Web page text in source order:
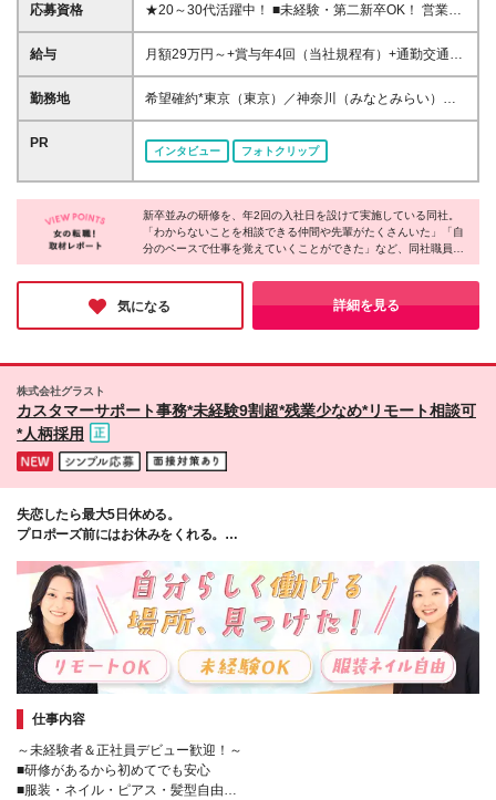
応募資格
★20～30代活躍中！ ■未経験・第二新卒OK！ 営業
職・保険・金融業界の経験がない方も大歓迎です！ ■
大学・大学院または短期大学を卒業した方で2026年
方 ★ひとつでも当てはまる方は大歓迎★ □長期的に正
職員で働ける会社を探している □未経験から専門知識
制度が整っている会社で成長したい □仕事とプライベ
給与
月額29万円～+賞与年4回（当社規程有）+通勤交通費
補助（当社所定の条件有） ※業務遂行に伴う交通費な
どの活動経費は原則会社が支給(当社規程有) ※入社後
算は時間外勤務手当として支給 時間外労働の有無に
る場合は、別途時間外勤務手当を支給 ＼*･ MYリレー
ションシップアソシエイトの給与体系について･*／ 完
全歩合制ではなく、安定的な支給部分があるので、
で、収入面で不安を抱えずに安定して稼げる環境です
♪ ＼*･ FPの資格取得で手当を支給 ･*／ ・FP2級：
が対象 ＼*･ その他 ･*／ *雇用形態は正職員となりま
定める条件有 *各種制度については2026年3月現在の
ものであり、将来変更になる場合があります *試用期
間はありません
勤務地
希望確約*東京（東京）／神奈川（みなとみらい）／
愛知（栄・豊田市）／大阪（肥後橋）／福岡（天神）
※ご希望の勤務地を確約します ※面接は希望勤務地も
しくはその周辺で行ないます ※(変更の範囲)上記を除
く当社関連勤務地
PR
インタビュー フォトクリップ
新卒並みの研修を、年2回の入社日を設けて実施している同社。
「わからないことを相談できる仲間や先輩がたくさんいた」「自
分のペースで仕事を覚えていくことができた」など、同社職員の
方々の声を聞くと、安心して成長している様子が伺えました。
キャリアパスも豊富なうえに、育児や介護と両立する方も多く、
周囲の理解があるのでオフも大切にしながら長く働ける環境だと
実感しました。
気になる 詳細を見る
株式会社グラスト
カスタマーサポート事務*未経験9割超*残業少なめ*リモート相談可
*人柄採用
失恋したら最大5日休める。
プロポーズ前にはお休みをくれる。
仕事内容
～未経験者＆正社員デビュー歓迎！～
■研修があるから初めてでも安心
■服装・ネイル・ピアス・髪型自由